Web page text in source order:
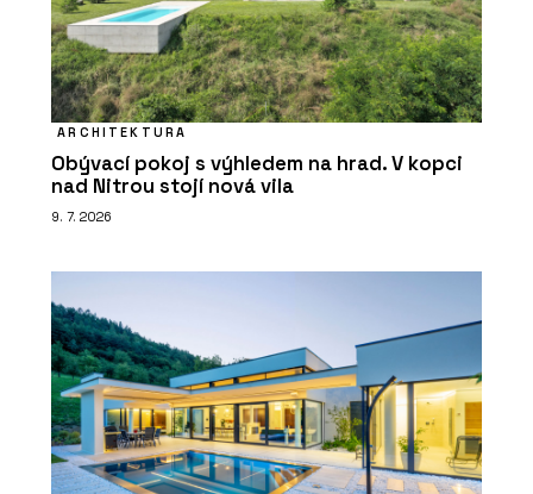
ARCHITEKTURA
Obývací pokoj s výhledem na hrad. V kopci
nad Nitrou stojí nová vila
9. 7. 2026